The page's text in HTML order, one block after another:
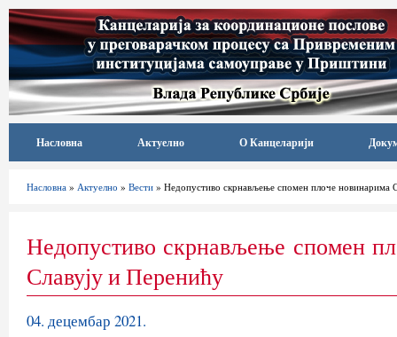
Насловна Актуелно О Канцеларији
Насловна » Актуелно » Вести » Недопустиво скрнављење спомен плоче новинарима
Недопустиво скрнављење спомен
Славују и Перенићу
04. децембар 2021.